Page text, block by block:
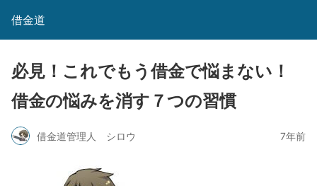
借金道
必見！これでもう借金で悩まない！
借金の悩みを消す７つの習慣
借金道管理人 シロウ 7年前